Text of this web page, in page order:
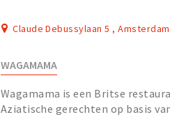
Claude Debussylaan 5 , Amsterdam
WAGAMAMA
Wagamama is een Britse
Aziatische gerechten op basis